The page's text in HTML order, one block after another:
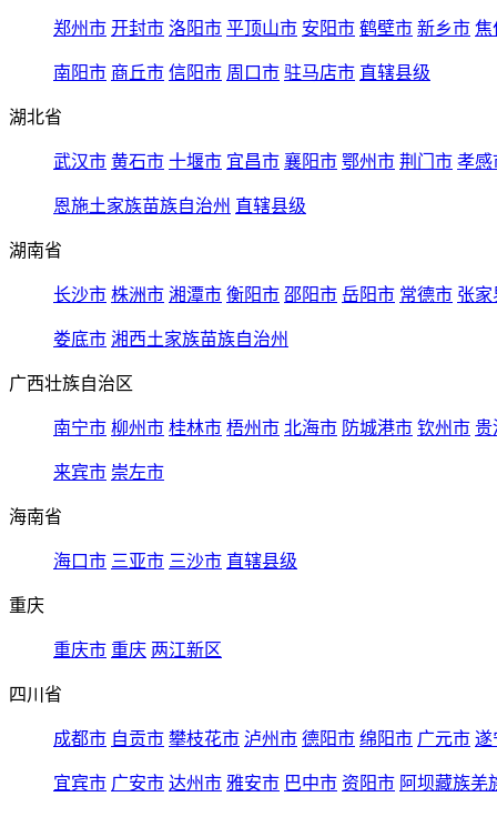
郑州市 开封市 洛阳市 平顶山市 安阳市 鹤壁市 新乡市 焦
南阳市 商丘市 信阳市 周口市 驻马店市 直辖县级
湖北省
武汉市 黄石市 十堰市 宜昌市 襄阳市 鄂州市 荆门市 孝感
恩施土家族苗族自治州 直辖县级
湖南省
长沙市 株洲市 湘潭市 衡阳市 邵阳市 岳阳市 常德市 张家
娄底市 湘西土家族苗族自治州
广西壮族自治区
南宁市 柳州市 桂林市 梧州市 北海市 防城港市 钦州市 贵
来宾市 崇左市
海南省
海口市 三亚市 三沙市 直辖县级
重庆
重庆市 重庆 两江新区
四川省
成都市 自贡市 攀枝花市 泸州市 德阳市 绵阳市 广元市 遂
宜宾市 广安市 达州市 雅安市 巴中市 资阳市 阿坝藏族羌